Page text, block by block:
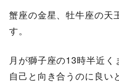
蟹座の金星、牡牛座の天
す。
月が獅子座の13時半近く
自己と向き合うのに良い